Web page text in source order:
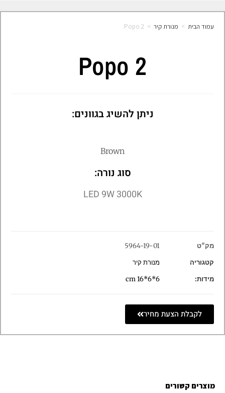
עמוד הבית > מנורת קיר >
Popo 2
Popo 2
ניתן להשיג בגוונים:
Brown
סוג נורה:
LED 9W 3000K
מק"ט
5964-19-01
קטגוריה
מנורת קיר
מידות:
6*6*16 cm
לקבלת הצעת מחיר
מוצרים קשורים